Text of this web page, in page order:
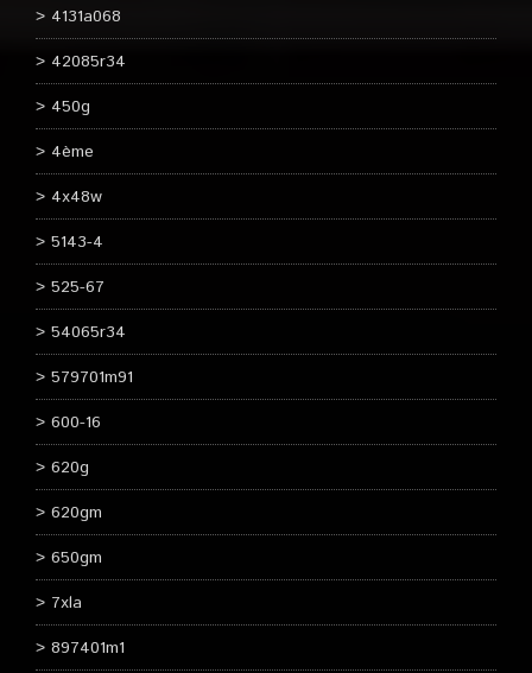
4131a068
42085r34
450g
4ème
4x48w
5143-4
525-67
54065r34
579701m91
600-16
620g
620gm
650gm
7xla
897401m1